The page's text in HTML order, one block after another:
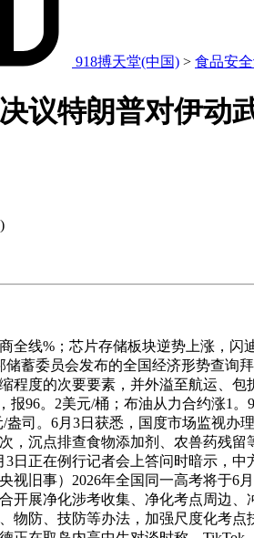
918搏天堂(中国) > 食品安
议特朗普对伊动
线%；芯片存储板块逆势上涨，闪迪
储蓄委员会发布的全国经济形势查询
程度的次要要素，并外溢至航运、
报96。2美元/桶；布油从力合约涨1
/盎司。6月3日获悉，国度市场监视
，沉点排查食物添加剂、农兽药残
3日正在例行记者会上答问时暗示，
视旧事）2026年全国同一高考将于6
开展净化涉考收集、净化考点周边
物防、技防等办法，加强尺度化考